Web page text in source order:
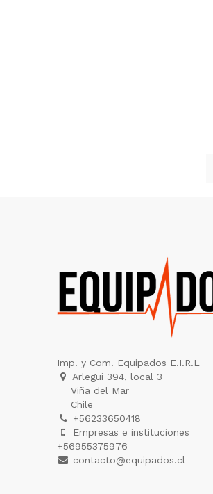
Imp. y Com. Equipados E.I.R.L
Arlegui 394, local 3
Viña del Mar
Chile
+56233650418
Empresas e instituciones
+56955375976
contacto@equipados.cl